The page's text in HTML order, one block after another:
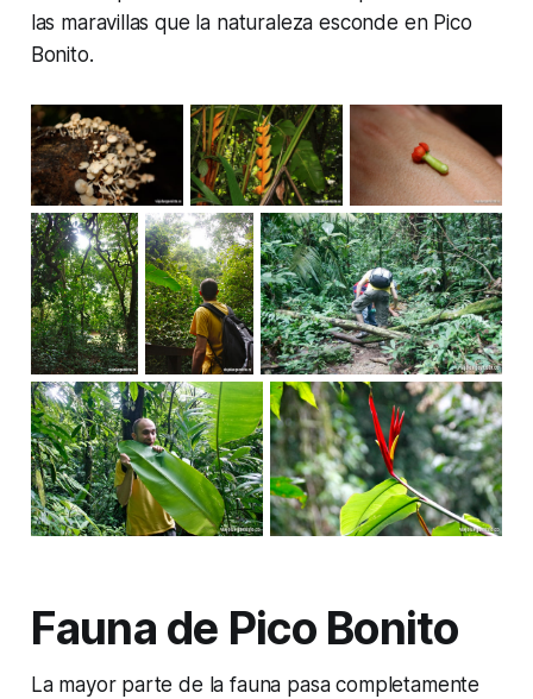
las maravillas que la naturaleza esconde en Pico
Bonito.
Fauna de Pico Bonito
La mayor parte de la fauna pasa completamente